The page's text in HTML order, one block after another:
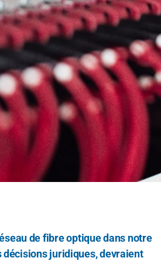
de fibre optique dans notre
juridiques, devraient